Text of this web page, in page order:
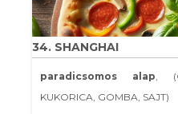
34. SHANGHAI
paradicsomos alap,
KUKORICA, GOMBA, SAJT)